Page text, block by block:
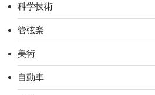
科学技術
管弦楽
美術
自動車